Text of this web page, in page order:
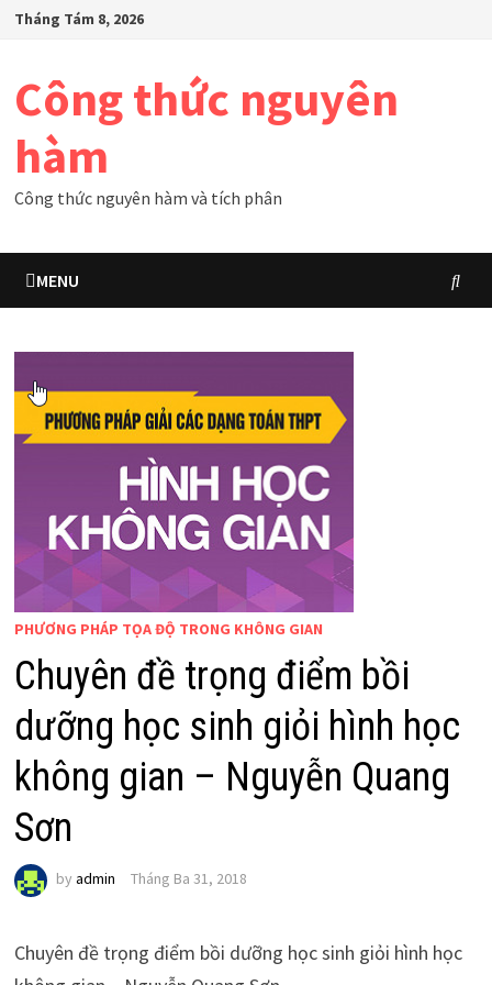
SkipTháng Tám 8, 2026
Công thức nguyên
hàm
Công thức nguyên hàm và tích phân
MENU
PHƯƠNG PHÁP TỌA ĐỘ TRONG KHÔNG GIAN
Chuyên đề trọng điểm bồi
dưỡng học sinh giỏi hình học
không gian – Nguyễn Quang
Sơn
by admin Tháng Ba 31, 2018
Chuyên đề trọng điểm bồi dưỡng học sinh giỏi hình học